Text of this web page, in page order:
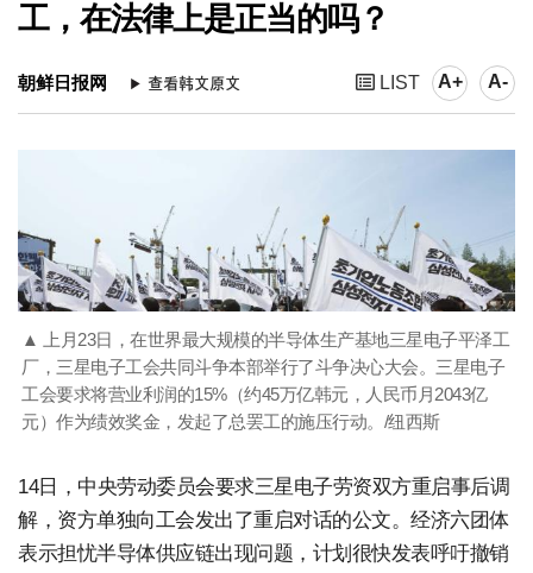
工，在法律上是正当的吗？
朝鲜日报网 LIST A+ A-
▲ 上月23日，在世界最大规模的半导体生产基地三星电子平泽工
厂，三星电子工会共同斗争本部举行了斗争决心大会。三星电子
工会要求将营业利润的15%（约45万亿韩元，人民币月2043亿
元）作为绩效奖金，发起了总罢工的施压行动。/纽西斯
14日，中央劳动委员会要求三星电子劳资双方重启事后调
解，资方单独向工会发出了重启对话的公文。经济六团体
表示担忧半导体供应链出现问题，计划很快发表呼吁撤销